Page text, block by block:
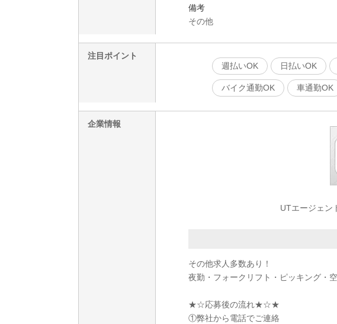
備考
その他
注目ポイント
週払いOK
日払いOK
バイク通勤OK 車通勤OK
企業情報
UTエージェン
その他求人多数あり！
夜勤・フォークリフト・ピッキング・
★☆応募後の流れ★☆★
①弊社から電話でご連絡